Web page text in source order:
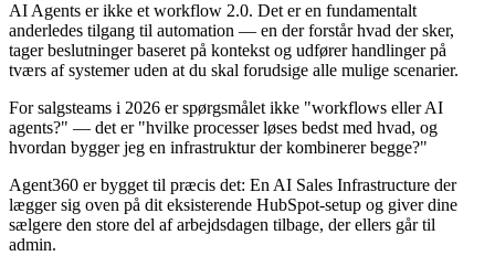
AI Agents er ikke et workflow 2.0. Det er en fundamentalt
anderledes tilgang til automation — en der forstår hvad der sker,
tager beslutninger baseret på kontekst og udfører handlinger på
tværs af systemer uden at du skal forudsige alle mulige scenarier.
For salgsteams i 2026 er spørgsmålet ikke "workflows eller AI
agents?" — det er "hvilke processer løses bedst med hvad, og
hvordan bygger jeg en infrastruktur der kombinerer begge?"
Agent360 er bygget til præcis det: En AI Sales Infrastructure der
lægger sig oven på dit eksisterende HubSpot-setup og giver dine
sælgere den store del af arbejdsdagen tilbage, der ellers går til
admin.